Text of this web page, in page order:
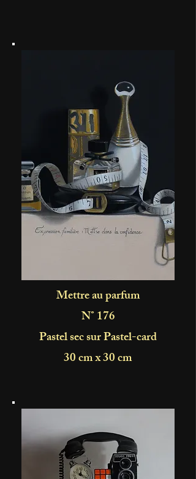
Mettre au parfum
N° 176
Pastel sec sur Pastel-card
30 cm x 30 cm